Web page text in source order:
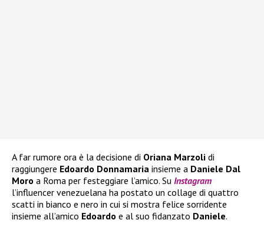
A far rumore ora è la decisione di Oriana Marzoli di
raggiungere Edoardo Donnamaria insieme a Daniele Dal
Moro a Roma per festeggiare l’amico. Su Instagram
l’influencer venezuelana ha postato un collage di quattro
scatti in bianco e nero in cui si mostra felice sorridente
insieme all’amico Edoardo e al suo fidanzato Daniele.